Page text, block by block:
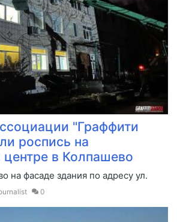
"Граффити
роспись на
в Колпашево
на фасаде здания по адресу ул.
0